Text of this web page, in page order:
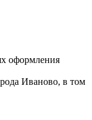
оформления
Иваново, в том